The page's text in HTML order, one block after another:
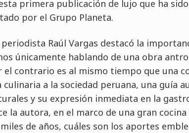
primera publicación de lujo que ha
por el Grupo Planeta.
Raúl Vargas destacó la
únicamente hablando de una obra
el contrario es al mismo tiempo que una
a la sociedad peruana, una guía
y su expresión inmediata en la
la autora, en el marco de una gran
de años, cuáles son los aportes